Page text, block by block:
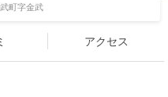
町字金武
アクセス